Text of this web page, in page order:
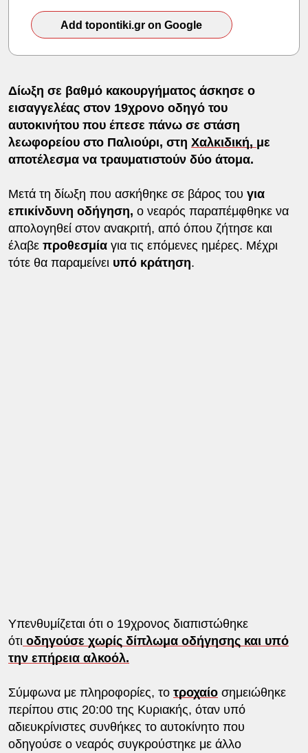
Add topontiki.gr on Google
Δίωξη σε βαθμό κακουργήματος άσκησε ο
εισαγγελέας στον 19χρονο οδηγό του
αυτοκινήτου που έπεσε πάνω σε στάση
λεωφορείου στο Παλιούρι, στη Χαλκιδική, με
αποτέλεσμα να τραυματιστούν δύο άτομα.
Μετά τη δίωξη που ασκήθηκε σε βάρος του για
επικίνδυνη οδήγηση, ο νεαρός παραπέμφθηκε να
απολογηθεί στον ανακριτή, από όπου ζήτησε και
έλαβεπροθεσμίαγια τις επόμενες ημέρες. Μέχρι
τότε θα παραμείνει υπό κράτηση.
Υπενθυμίζεται ότι ο 19χρονος διαπιστώθηκε
ότι οδηγούσε χωρίς δίπλωμα οδήγησης και υπό
την επήρεια αλκοόλ.
Σύμφωνα με πληροφορίες, το τροχαίοσημειώθηκε
περίπου στις 20:00 της Κυριακής, όταν υπό
αδιευκρίνιστες συνθήκες το αυτοκίνητο που
οδηγούσε ο νεαρός συγκρούστηκε με άλλο